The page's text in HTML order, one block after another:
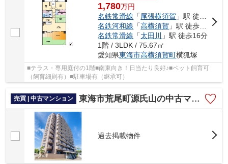
1,780万円
名鉄常滑線 「尾張横須賀 」駅 徒歩6分
名鉄河和線 「高横須賀 」駅 徒歩13分
名鉄常滑線 「太田川
」駅 徒歩16分
1階 / 3LDK / 75.67㎡
愛知県東海市高横須賀町横狐塚
■テラス・専用庭付の1階■南東向き！日当たり良好♪■ペット飼育可
（飼育細則有）■駐車場有（継承可）
売買 | 中古マンション 東海市荒尾町源氏山の中古マンション
過去掲載物件